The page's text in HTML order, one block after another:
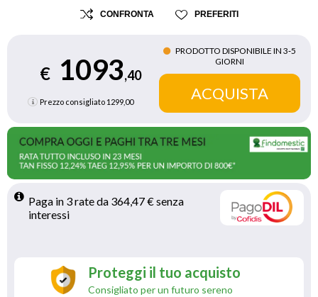
CONFRONTA PREFERITI
€ 1093,40
Prezzo consigliato 1299,00
PRODOTTO DISPONIBILE IN 3‑5
GIORNI
Paga in 3 rate da 364,47 € senza
interessi
Proteggi il tuo acquisto
Consigliato per un futuro sereno